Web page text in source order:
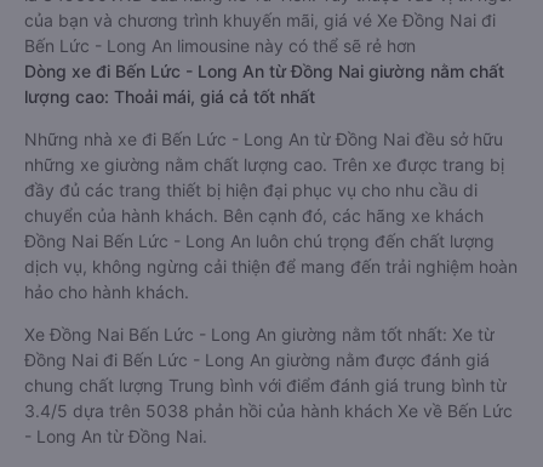
của bạn và chương trình khuyến mãi, giá vé Xe Đồng Nai đi
Bến Lức - Long An limousine này có thể sẽ rẻ hơn
Dòng xe đi Bến Lức - Long An từ Đồng Nai giường nằm chất
lượng cao: Thoải mái, giá cả tốt nhất
Những nhà xe đi Bến Lức - Long An từ Đồng Nai đều sở hữu
những xe giường nằm chất lượng cao. Trên xe được trang bị
đầy đủ các trang thiết bị hiện đại phục vụ cho nhu cầu di
chuyển của hành khách. Bên cạnh đó, các hãng xe khách
Đồng Nai Bến Lức - Long An luôn chú trọng đến chất lượng
dịch vụ, không ngừng cải thiện để mang đến trải nghiệm hoàn
hảo cho hành khách.
Xe Đồng Nai Bến Lức - Long An giường nằm tốt nhất: Xe từ
Đồng Nai đi Bến Lức - Long An giường nằm được đánh giá
chung chất lượng Trung bình với điểm đánh giá trung bình từ
3.4/5 dựa trên 5038 phản hồi của hành khách Xe về Bến Lức
- Long An từ Đồng Nai.